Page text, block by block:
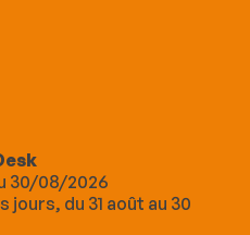
30/08/2026
du 31 août au 30